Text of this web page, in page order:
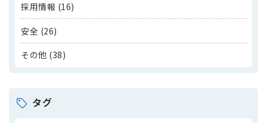
採用情報 (16)
安全 (26)
その他 (38)
タグ